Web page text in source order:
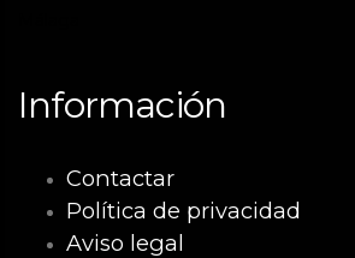
Información
Contactar
Política de privacidad
Aviso legal